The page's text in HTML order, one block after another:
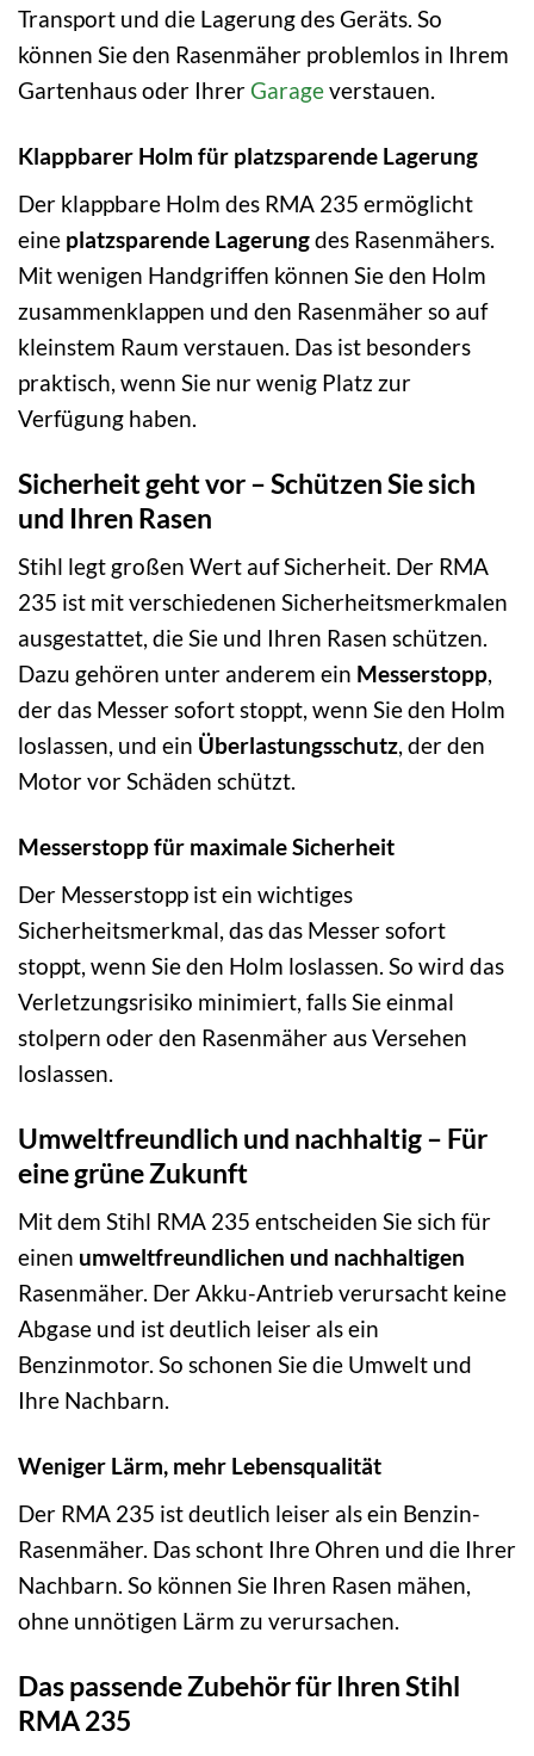
Transport und die Lagerung des Geräts. So
können Sie den Rasenmäher problemlos in Ihrem
Gartenhaus oder Ihrer Garageverstauen.
Klappbarer Holm für platzsparende Lagerung
Der klappbare Holm des RMA 235 ermöglicht
eine platzsparende Lagerungdes Rasenmähers.
Mit wenigen Handgriffen können Sie den Holm
zusammenklappen und den Rasenmäher so auf
kleinstem Raum verstauen. Das ist besonders
praktisch, wenn Sie nur wenig Platz zur
Verfügung haben.
Sicherheit geht vor – Schützen Sie sich
und Ihren Rasen
Stihl legt großen Wert auf Sicherheit. Der RMA
235 ist mit verschiedenen Sicherheitsmerkmalen
ausgestattet, die Sie und Ihren Rasen schützen.
Dazu gehören unter anderem ein Messerstopp,
der das Messer sofort stoppt, wenn Sie den Holm
loslassen, und ein Überlastungsschutz, der den
Motor vor Schäden schützt.
Messerstopp für maximale Sicherheit
Der Messerstopp ist ein wichtiges
Sicherheitsmerkmal, das das Messer sofort
stoppt, wenn Sie den Holm loslassen. So wird das
Verletzungsrisiko minimiert, falls Sie einmal
stolpern oder den Rasenmäher aus Versehen
loslassen.
Umweltfreundlich und nachhaltig – Für
eine grüne Zukunft
Mit dem Stihl RMA 235 entscheiden Sie sich für
einen umweltfreundlichen und nachhaltigen
Rasenmäher. Der Akku-Antrieb verursacht keine
Abgase und ist deutlich leiser als ein
Benzinmotor. So schonen Sie die Umwelt und
Ihre Nachbarn.
Weniger Lärm, mehr Lebensqualität
Der RMA 235 ist deutlich leiser als ein Benzin-
Rasenmäher. Das schont Ihre Ohren und die Ihrer
Nachbarn. So können Sie Ihren Rasen mähen,
ohne unnötigen Lärm zu verursachen.
Das passende Zubehör für Ihren Stihl
RMA 235